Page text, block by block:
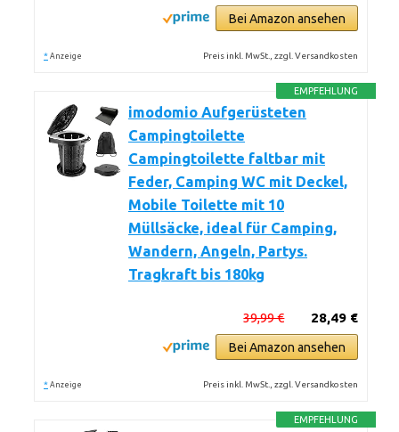
Bei Amazon ansehen
* Anzeige Preis inkl. MwSt., zzgl. Versandkosten
EMPFEHLUNG
imodomio Aufgerüsteten
Campingtoilette
Campingtoilette faltbar mit
Feder, Camping WC mit Deckel,
Mobile Toilette mit 10
Müllsäcke, ideal für Camping,
Wandern, Angeln, Partys.
Tragkraft bis 180kg
28,49 €
39,99 €
Bei Amazon ansehen
* Anzeige Preis inkl. MwSt., zzgl. Versandkosten
EMPFEHLUNG